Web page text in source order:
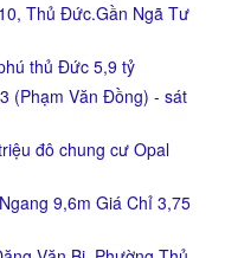
Thủ Đức.Gần Ngã Tư
thủ Đức 5,9 tỷ
(Phạm Văn Đồng) - sát
đô chung cư Opal
9,6m Giá Chỉ 3,75